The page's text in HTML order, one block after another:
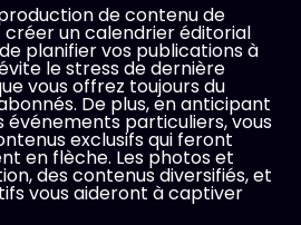
de contenu de
créer un calendrier éditorial
planifier vos publications à
le stress de dernière
vous offrez toujours du
De plus, en anticipant
événements particuliers, vous
exclusifs qui feront
en flèche. Les photos et
des contenus diversifiés, et
vous aideront à captiver